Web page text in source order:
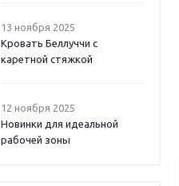
13 ноября 2025
Кровать Беллуччи с
каретной стяжкой
12 ноября 2025
Новинки для идеальной
рабочей зоны